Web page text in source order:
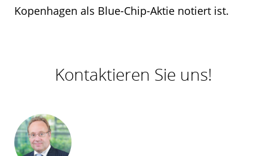
Kopenhagen als Blue-Chip-Aktie notiert ist.
Kontaktieren Sie uns!